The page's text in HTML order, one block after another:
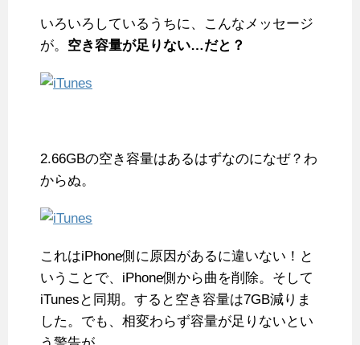
いろいろしているうちに、こんなメッセージ
が。 空き容量が足りない…だと？
2.66GBの空き容量はあるはずなのになぜ？わ
からぬ。
これはiPhone側に原因があるに違いない！と
いうことで、iPhone側から曲を削除。そして
iTunesと同期。すると空き容量は7GB減りま
した。でも、相変わらず容量が足りないとい